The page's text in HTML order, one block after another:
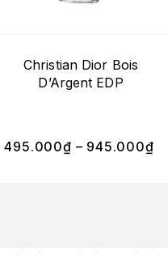
Christian Dior Bois
D’Argent EDP
495.000₫ – 945.000₫